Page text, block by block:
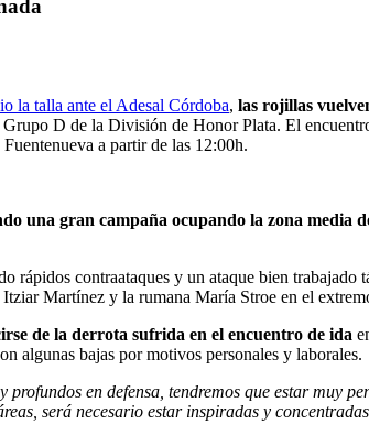
la talla ante el Adesal Córdoba, las rojillas
D de la División de Honor Plata. El
a partir de las 12:00h.
una gran campaña ocupando la zona media
contraataques y un ataque bien
Martínez y la rumana María Stroe en el
de la derrota sufrida en el encuentro de ida
algunas bajas por motivos personales y laborales.
profundos en defensa, tendremos que estar muy
será necesario estar inspiradas y